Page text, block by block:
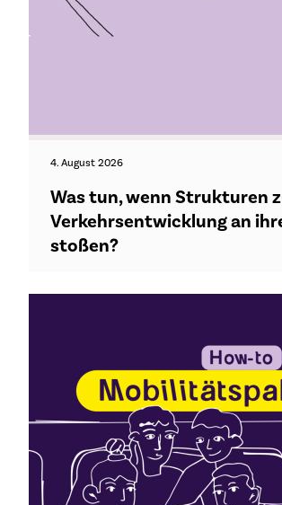
4. August 2026
Was tun, wenn Strukturen
Verkehrsentwicklung an
stoßen?